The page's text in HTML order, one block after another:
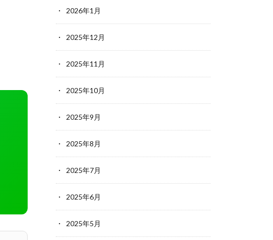
2026年1月
2025年12月
2025年11月
2025年10月
2025年9月
2025年8月
2025年7月
2025年6月
2025年5月